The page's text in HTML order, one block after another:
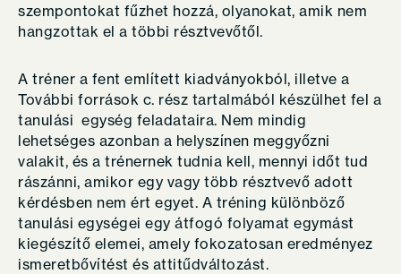
szempontokat fűzhet hozzá, olyanokat, amik nem
hangzottak el a többi résztvevőtől.
A tréner a fent említett kiadványokból, illetve a
További források c. rész tartalmából készülhet fel a
tanulási egység feladataira. Nem mindig
lehetséges azonban a helyszínen meggyőzni
valakit, és a trénernek tudnia kell, mennyi időt tud
rászánni, amikor egy vagy több résztvevő adott
kérdésben nem ért egyet. A tréning különböző
tanulási egységei egy átfogó folyamat egymást
kiegészítő elemei, amely fokozatosan eredményez
ismeretbővítést és attitűdváltozást.